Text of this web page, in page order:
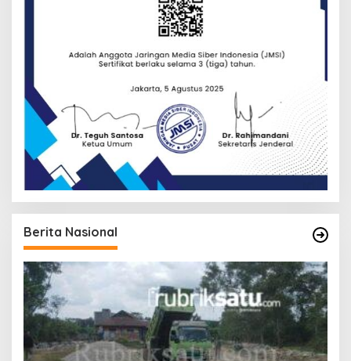
Berita Nasional